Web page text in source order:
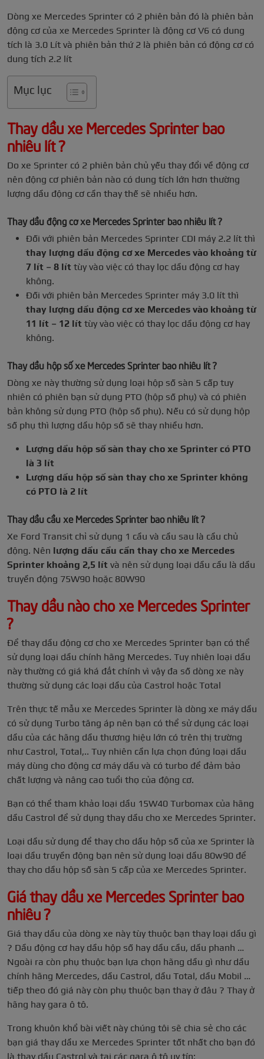
Dòng xe Mercedes Sprinter có 2 phiên bản đó là phiên bản
động cơ của xe Mercedes Sprinter là động cơ V6 có dung
tích là 3.0 Lít và phiên bản thứ 2 là phiên bản có động cơ có
dung tích 2.2 lít
Mục lục
Thay dầu xe Mercedes Sprinter bao
nhiêu lít ?
Do xe Sprinter có 2 phiên bản chủ yếu thay đổi về động cơ
nên động cơ phiên bản nào có dung tích lớn hơn thường
lượng dầu động cơ cần thay thế sẽ nhiều hơn.
Thay dầu động cơ xe Mercedes Sprinter bao nhiêu lít ?
Đối với phiên bản Mercedes Sprinter CDI máy 2.2 lít thì
thay lượng dầu động cơ xe Mercedes vào khoảng từ
7 lít – 8 lít tùy vào việc có thay lọc dầu động cơ hay
không.
Đối với phiên bản Mercedes Sprinter máy 3.0 lít thì
thay lượng dầu động cơ xe Mercedes vào khoảng từ
11 lít – 12 lít tùy vào việc có thay lọc dầu động cơ hay
không.
Thay dầu hộp số xe Mercedes Sprinter bao nhiêu lít ?
Dòng xe này thường sử dụng loại hộp số sàn 5 cấp tuy
nhiên có phiên bạn sử dụng PTO (hộp số phụ) và có phiên
bản không sử dụng PTO (hộp số phụ). Nếu có sử dụng hộp
số phụ thì lượng dầu hộp số sẽ thay nhiều hơn.
Lượng dầu hộp số sàn thay cho xe Sprinter có PTO
là 3 lít
Lượng dầu hộp số sàn thay cho xe Sprinter không
có PTO là 2 lít
Thay dầu cầu xe Mercedes Sprinter bao nhiêu lít ?
Xe Ford Transit chỉ sử dụng 1 cầu và cầu sau là cầu chủ
động. Nên lượng dầu cầu cần thay cho xe Mercedes
Sprinter khoảng 2,5 lít và nên sử dụng loại dầu cầu là dầu
truyền động 75W90 hoặc 80W90
Thay dầu nào cho xe Mercedes Sprinter
?
Để thay dầu động cơ cho xe Mercedes Sprinter bạn có thể
sử dụng loại dầu chính hãng Mercedes. Tuy nhiên loại dầu
này thường có giá khá đắt chính vì vậy đa số dòng xe này
thường sử dụng các loại dầu của Castrol hoặc Total
Trên thực tế mẫu xe Mercedes Sprinter là dòng xe máy dầu
có sử dụng Turbo tăng áp nên bạn có thể sử dụng các loại
dầu của các hãng dầu thương hiệu lớn có trên thị trường
như Castrol, Total,.. Tuy nhiên cần lựa chọn đúng loại dầu
máy dùng cho động cơ máy dầu và có turbo để đảm bảo
chất lượng và nâng cao tuổi thọ của động cơ.
Bạn có thể tham khảo loại dầu 15W40 Turbomax của hãng
dầu Castrol để sử dụng thay dầu cho xe Mercedes Sprinter.
Loại dầu sử dụng để thay cho dầu hộp số của xe Sprinter là
loại dầu truyền động bạn nên sử dụng loại dầu 80w90 để
thay cho dầu hộp số sàn 5 cấp của xe Mercedes Sprinter.
Giá thay dầu xe Mercedes Sprinter bao
nhiêu ?
Giá thay dầu của dòng xe này tùy thuộc bạn thay loại dầu gì
? Dầu động cơ hay dầu hộp số hay dầu cầu, dầu phanh …
Ngoài ra còn phụ thuộc bạn lựa chọn hãng dầu gì như dầu
chính hãng Mercedes, dầu Castrol, dầu Total, dầu Mobil …
tiếp theo đó giá này còn phụ thuộc bạn thay ở đâu ? Thay ở
hãng hay gara ô tô.
Trong khuôn khổ bài viết này chúng tôi sẽ chia sẻ cho các
bạn giá thay dầu xe Mercedes Sprinter tốt nhất cho bạn đó
là thay dầu Castrol và tại các gara ô tô uy tín: